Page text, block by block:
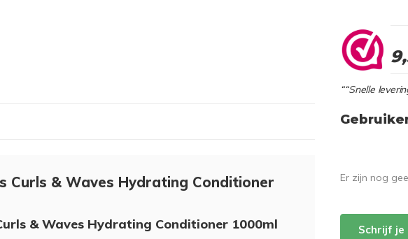
““Snelle
Curls & Waves Hydrating Conditioner
& Waves Hydrating Conditioner 1000ml
Er zijn nog
Schrijf